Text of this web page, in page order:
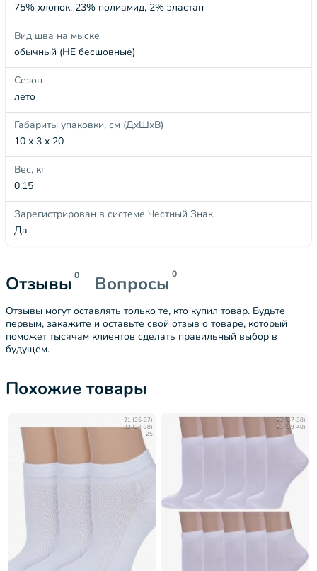
75% хлопок, 23% полиамид, 2% эластан
Вид шва на мыске
обычный (НЕ бесшовные)
Сезон
лето
Габариты упаковки, см (ДхШхВ)
10 x 3 x 20
Вес, кг
0.15
Зарегистрирован в системе Честный Знак
Да
Отзывы 0 Вопросы 0
Отзывы могут оставлять только те, кто купил товар. Будьте
первым, закажите и оставьте свой отзыв о товаре, который
поможет тысячам клиентов сделать правильный выбор в
будущем.
Похожие товары
21 (35-37)
23 (37-38)
25
23 (37-38)
25 (39-40)